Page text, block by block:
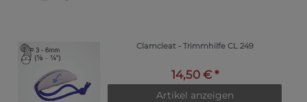
Clamcleat - Trimmhilfe CL 249
14,50 € *
Artikel anzeigen